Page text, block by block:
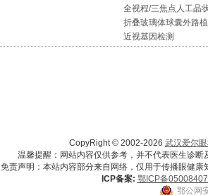
全视程/三焦点人工晶
折叠玻璃体球囊外路
近视基因检测
CopyRight © 2002-2026 武汉爱尔
温馨提醒：网站内容仅供参考，并不代表医生诊断
免责声明：本站内容部分来自网络，仅用于传播眼健
ICP备案: 鄂ICP备
鄂公网